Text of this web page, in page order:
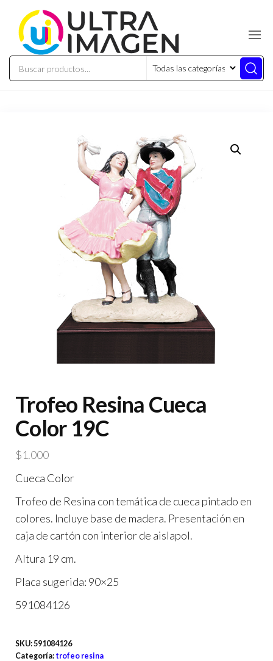
Trofeo Resina Cueca
Color 19C
$1.000
Cueca Color
Trofeo de Resina con temática de cueca pintado en
colores. Incluye base de madera. Presentación en
caja de cartón con interior de aislapol.
Altura 19 cm.
Placa sugerida: 90×25
591084126
SKU:591084126
Categoría: trofeo resina